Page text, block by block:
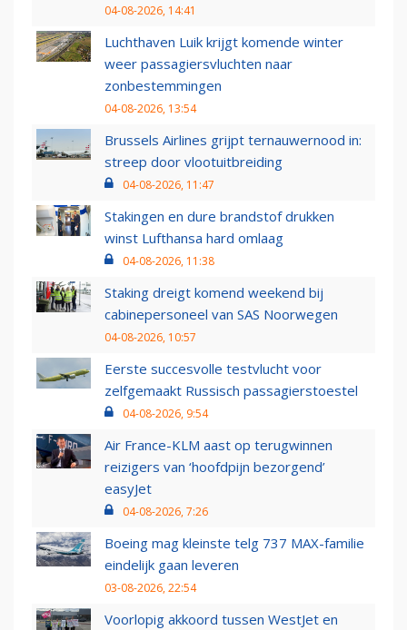
04-08-2026, 14:41
Luchthaven Luik krijgt komende winter
weer passagiersvluchten naar
zonbestemmingen
04-08-2026, 13:54
Brussels Airlines grijpt ternauwernood in:
streep door vlootuitbreiding
04-08-2026, 11:47
Stakingen en dure brandstof drukken
winst Lufthansa hard omlaag
04-08-2026, 11:38
Staking dreigt komend weekend bij
cabinepersoneel van SAS Noorwegen
04-08-2026, 10:57
Eerste succesvolle testvlucht voor
zelfgemaakt Russisch passagierstoestel
04-08-2026, 9:54
Air France-KLM aast op terugwinnen
reizigers van ‘hoofdpijn bezorgend’
easyJet
04-08-2026, 7:26
Boeing mag kleinste telg 737 MAX-familie
eindelijk gaan leveren
03-08-2026, 22:54
Voorlopig akkoord tussen WestJet en